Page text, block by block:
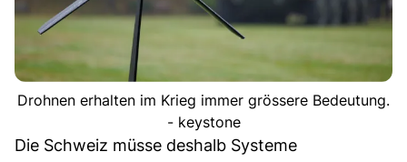
Drohnen erhalten im Krieg immer grössere Bedeutung.
- keystone
Die Schweiz müsse deshalb Systeme